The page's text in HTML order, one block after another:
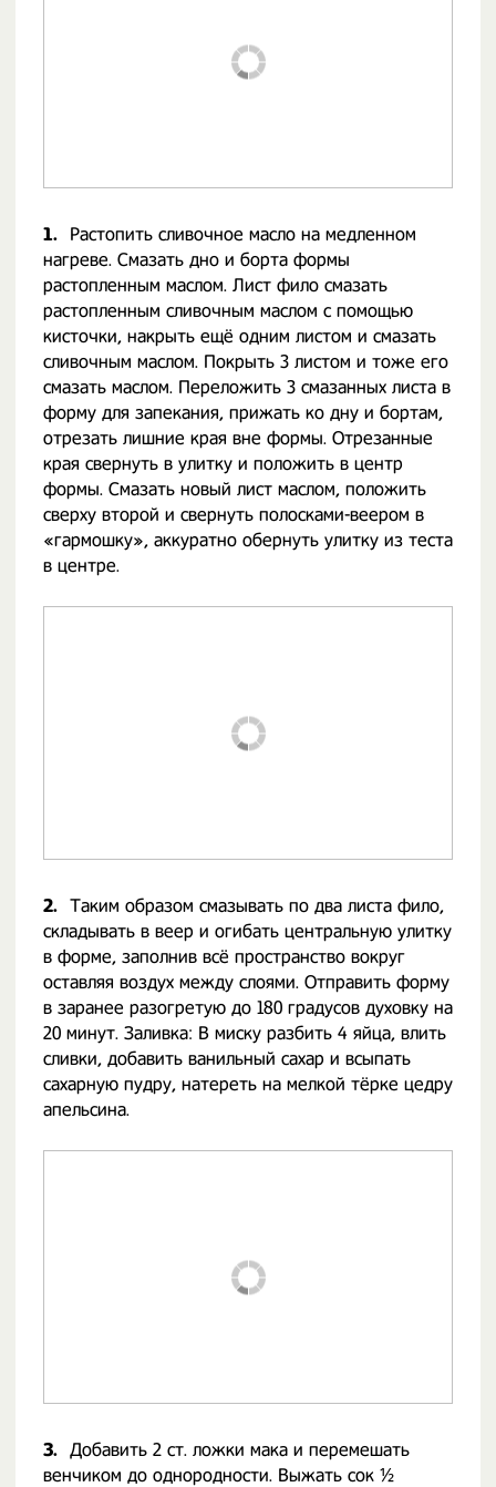
1.
Растопить сливочное масло на медленном
нагреве. Смазать дно и борта формы
растопленным маслом. Лист фило смазать
растопленным сливочным маслом с помощью
кисточки, накрыть ещё одним листом и смазать
сливочным маслом. Покрыть 3 листом и тоже его
смазать маслом. Переложить 3 смазанных листа в
форму для запекания, прижать ко дну и бортам,
отрезать лишние края вне формы. Отрезанные
края свернуть в улитку и положить в центр
формы. Смазать новый лист маслом, положить
сверху второй и свернуть полосками-веером в
«гармошку», аккуратно обернуть улитку из теста
в центре.
2. Таким образом смазывать по два листа фило,
складывать в веер и огибать центральную улитку
в форме, заполнив всё пространство вокруг
оставляя воздух между слоями. Отправить форму
в заранее разогретую до 180 градусов духовку на
20 минут. Заливка: В миску разбить 4 яйца, влить
сливки, добавить ванильный сахар и всыпать
сахарную пудру, натереть на мелкой тёрке цедру
апельсина.
3. Добавить 2 ст. ложки мака и перемешать
венчиком до однородности. Выжать сок ½